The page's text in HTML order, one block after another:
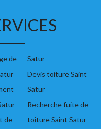
de
de
Satur
Devis toiture Saint
Satur
Recherche fuite de
toiture Saint Satur